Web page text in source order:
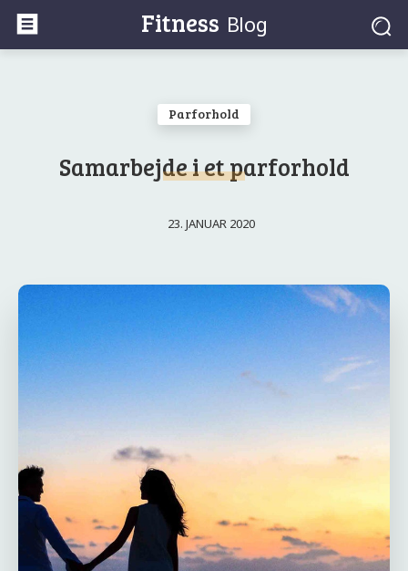
Fitness Blog
Parforhold
Samarbejde i et parforhold
23. JANUAR 2020